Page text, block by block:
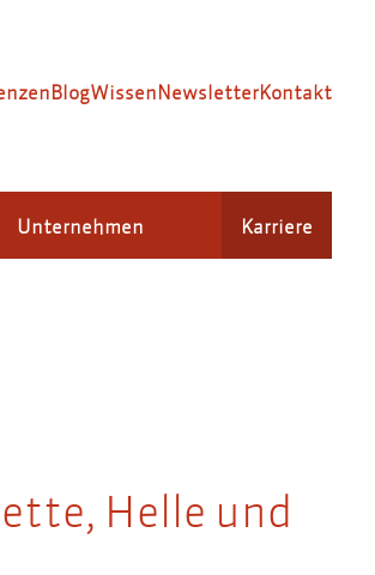
Unternehmen Karriere
BlogWissenNewsletterKontakt
Helle und